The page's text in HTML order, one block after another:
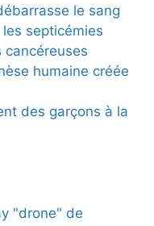
le sang
septicémies
cancéreuses
humaine créée
des garçons à la
"drone" de